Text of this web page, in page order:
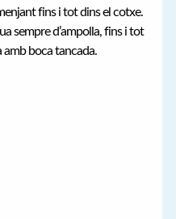
fins i tot dins el cotxe.
sempre d’ampolla, fins i tot
amb boca tancada.